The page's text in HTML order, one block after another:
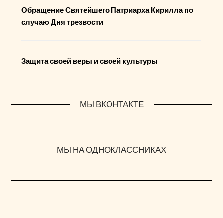
Обращение Святейшего Патриарха Кирилла по
случаю Дня трезвости
Защита своей веры и своей культуры
МЫ ВКОНТАКТЕ
МЫ НА ОДНОКЛАССНИКАХ